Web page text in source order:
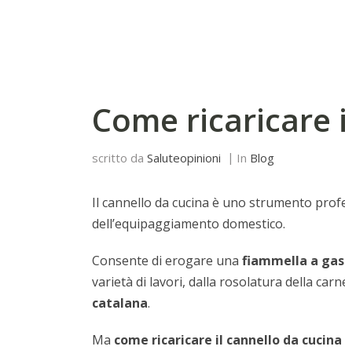
Come ricaricare
scritto da Saluteopinioni In Blog
Il cannello da cucina è uno strumento
dell’equipaggiamento domestico.
Consente di erogare una fiammella a gas
varietà di lavori, dalla rosolatura della
catalana.
Ma come ricaricare il cannello da cucina